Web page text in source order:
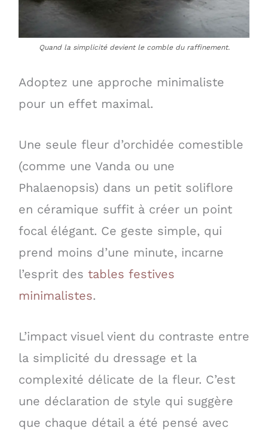
Quand la simplicité devient le comble du raffinement.
Adoptez une approche minimaliste
pour un effet maximal.
Une seule fleur d’orchidée comestible
(comme une Vanda ou une
Phalaenopsis) dans un petit soliflore
en céramique suffit à créer un point
focal élégant. Ce geste simple, qui
prend moins d’une minute, incarne
l’esprit des tables festives
minimalistes.
L’impact visuel vient du contraste entre
la simplicité du dressage et la
complexité délicate de la fleur. C’est
une déclaration de style qui suggère
que chaque détail a été pensé avec